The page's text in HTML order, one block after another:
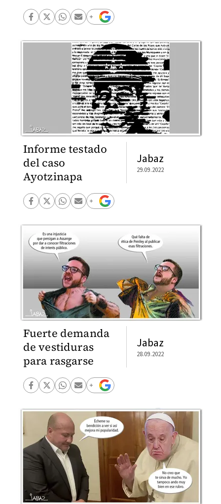
Informe testado
del caso
Ayotzinapa
Jabaz
29.09.2022
Fuerte demanda
de vestiduras
para rasgarse
Jabaz
28.09.2022